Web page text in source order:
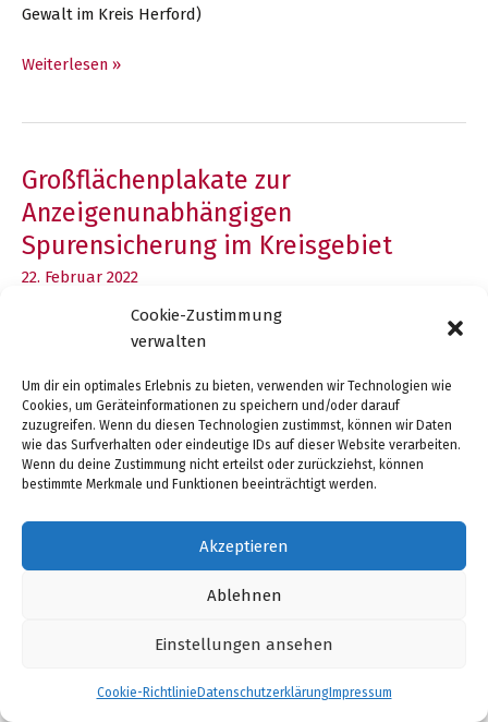
Cookie-Zustimmung
verwalten
Um dir ein optimales Erlebnis zu bieten, verwenden wir Technologien wie
Cookies, um Geräteinformationen zu speichern und/oder darauf
zuzugreifen. Wenn du diesen Technologien zustimmst, können wir Daten
wie das Surfverhalten oder eindeutige IDs auf dieser Website verarbeiten.
Wenn du deine Zustimmung nicht erteilst oder zurückziehst, können
bestimmte Merkmale und Funktionen beeinträchtigt werden.
Akzeptieren
Ablehnen
Einstellungen ansehen
Cookie-Richtlinie DatenschutzerklärungImpressum
Gewalt im Kreis Herford)
Plakataktion
Spurensicherung
des
Fachforums
gegen
Häusliche
Regionalbussen
im
Kreis
Herford
Weiterlesen »
Großflächenplakate zur
Anzeigenunabhängigen
Spurensicherung im Kreisgebiet
22. Februar 2022
Sexualisierte Gewalt ist in Deutschland häufig, fast
jede siebte Frau erlebt strafrechtlich relevante Formen
ist das unmittelbare Sichern von Beweisen durch
Ärztinnen und Ärzte wichtig, dadurch können Täter
identifiziert und verurteilt werden.
seit 2017 im Klinikum Herford und im Mathilden
Hospital im Kreis Herford möglich ist und sich
zwischenzeitlich in Nordrhein-Westfalen fast
dass das noch relativ neue Angebot bei den Frauen
Großflächenplakate im Kreis Herford auf die anonyme